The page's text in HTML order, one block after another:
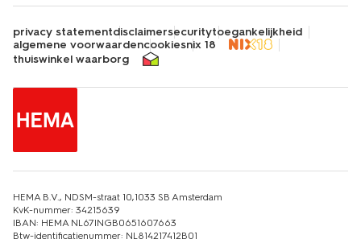
privacy statementdisclaimersecuritytoegankelijkheid
algemene voorwaardencookiesnix 18
thuiswinkel waarborg
HEMA B.V., NDSM-straat 10,1033 SB Amsterdam
KvK-nummer: 34215639
IBAN: HEMA NL67INGB0651607663
Btw-identificatienummer: NL814217412B01